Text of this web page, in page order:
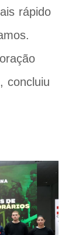
rápido
concluiu